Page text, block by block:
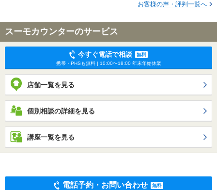
お客様の声・評判一覧へ
スーモカウンターのサービス
今すぐ電話で相談
無料
携帯・PHSも無料 | 10:00〜18:00 年末年始休業
店舗一覧を見る
個別相談の詳細を見る
講座一覧を見る
電話予約・お問い合わせ 無料